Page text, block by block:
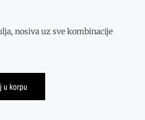
nosiva uz sve kombinacije
u korpu